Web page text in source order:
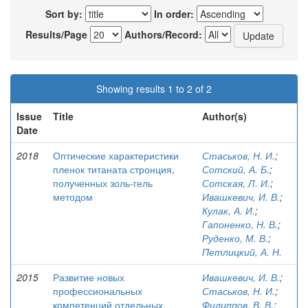
Sort by:
In order:
Results/Page
Authors/Record:
Showing results 1 to 2 of 2
Issue
Date
Title Author(s)
2018
Оптические характеристики
пленок титаната стронция,
полученных золь-гель
методом
Стаськов, Н. И.;
Сотский, А. Б.;
Сотская, Л. И.;
Ивашкевич, И. В.;
Кулак, А. И.;
Гапоненко, Н. В.;
Руденко, М. В.;
Петлицкий, А. Н.
2015
Развитие новых
профессиональных
компетенций отдельных
Ивашкевич, И. В.;
Стаськов, Н. И.;
Филиппов, В. В.;